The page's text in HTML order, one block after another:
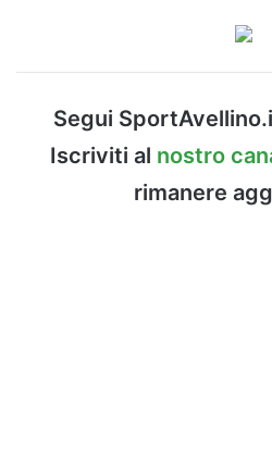
Segui
Iscriviti al nostro
rimanere